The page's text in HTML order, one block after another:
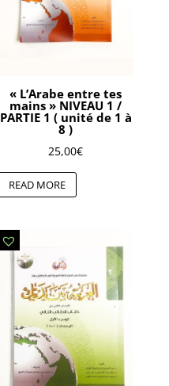
« L’Arabe entre tes
mains » NIVEAU 1 /
PARTIE 1 ( unité de 1 à
8 )
25,00€
READ MORE